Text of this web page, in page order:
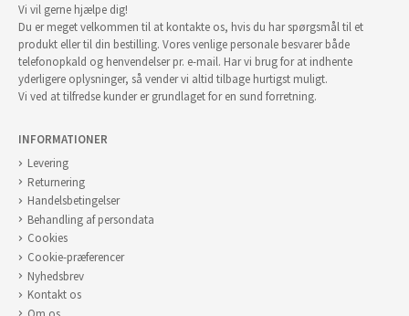
Vi vil gerne hjælpe dig!
Du er meget velkommen til at kontakte os, hvis du har spørgsmål til et
produkt eller til din bestilling. Vores venlige personale besvarer både
telefonopkald og henvendelser pr. e-mail. Har vi brug for at indhente
yderligere oplysninger, så vender vi altid tilbage hurtigst muligt.
Vi ved at tilfredse kunder er grundlaget for en sund forretning.
INFORMATIONER
Levering
Returnering
Handelsbetingelser
Behandling af persondata
Cookies
Cookie-præferencer
Nyhedsbrev
Kontakt os